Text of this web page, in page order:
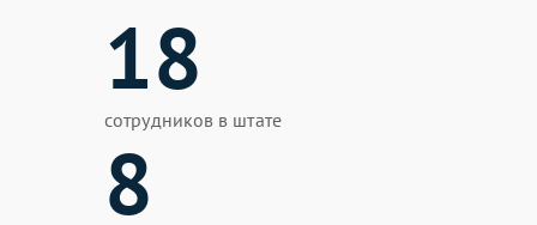
18
сотрудников в штате
8